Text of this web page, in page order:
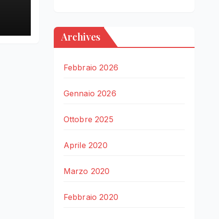
Archives
Febbraio 2026
Gennaio 2026
Ottobre 2025
Aprile 2020
Marzo 2020
Febbraio 2020